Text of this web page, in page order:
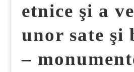
etnice şi a
unor sate şi
–